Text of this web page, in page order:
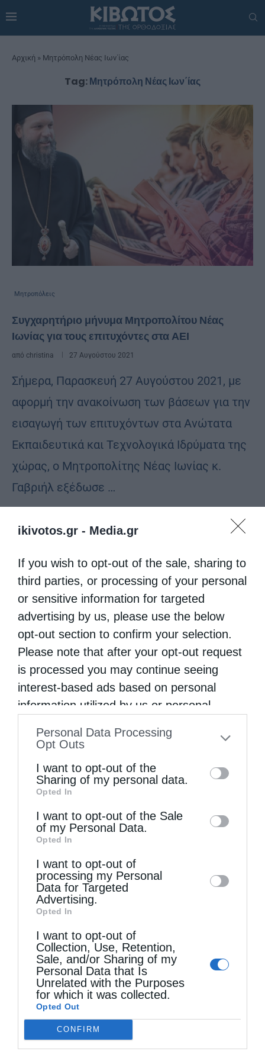
ikivotos.gr - Media.gr
If you wish to opt-out of the sale, sharing to
third parties, or processing of your personal
or sensitive information for targeted
advertising by us, please use the below
opt-out section to confirm your selection.
Please note that after your opt-out request
is processed you may continue seeing
interest-based ads based on personal
information utilized by us or personal
to your opt-out. You may separately opt-out
information by third parties on the IAB’s list
of downstream participants. This
information may also be disclosed by us to
third parties on theIAB’s List of
Downstream Participants
disclose it to other third parties.
Personal Data Processing
Opt Outs
I want to opt-out of the
Sharing of my personal data.
Opted In
I want to opt-out of the Sale
of my Personal Data.
Opted In
I want to opt-out of
processing my Personal
Data for Targeted
Advertising.
Opted In
I want to opt-out of
Collection, Use, Retention,
Sale, and/or Sharing of my
Personal Data that Is
Unrelated with the Purposes
for which it was collected.
Opted Out
CONFIRM
Αρχική » Μητρόπολη Νέας Ιων΄ίας
Tag:Μητρόπολη Νέας Ιων΄ίας
Μητροπόλεις
Συγχαρητήριο μήνυμα Μητροπολίτου Νέας
Ιωνίας για τους επιτυχόντες στα ΑΕΙ
από christina 27 Αυγούστου 2021
Σήμερα, Παρασκευή 27 Αυγούστου 2021, με
αφορμή την ανακοίνωση των βάσεων για την
εισαγωγή των επιτυχόντων στα Ανώτατα
Εκπαιδευτικά και Τεχνολογικά Ιδρύματα της
χώρας, ο Μητροπολίτης Νέας Ιωνίας κ.
Γαβριήλ εξέδωσε …
Τελευταία άρθρα
Χειροθεσία Πνευματικού και Οικονόμου στις
Πινακάτες
Μακριά από τον Χριστό